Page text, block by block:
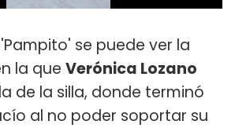
se puede ver la
la que Verónica Lozano
de la silla, donde terminó
al no poder soportar su